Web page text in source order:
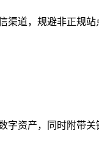
道，规避非正规
资产，同时附带